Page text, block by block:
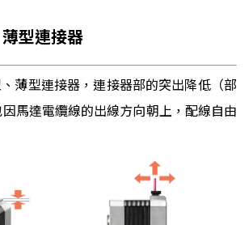
型連接器
薄型連接器，連接器部的突出降低（部
馬達電纜線的出線方向朝上，配線自由